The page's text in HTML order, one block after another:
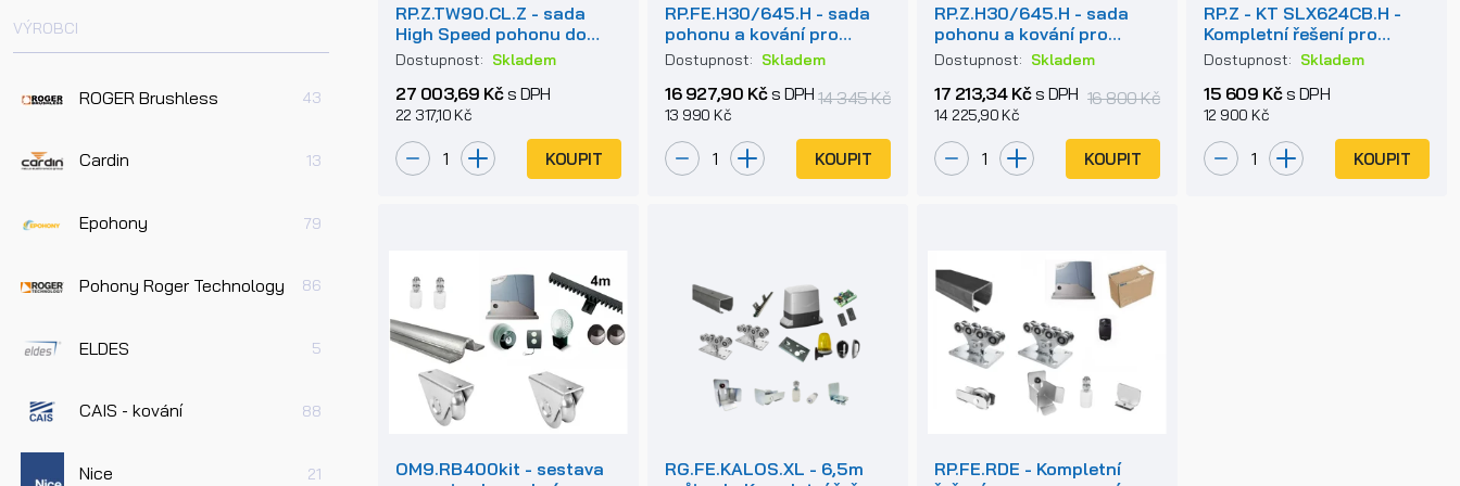
VÝROBCI
ROGER Brushless 43
Cardin 13
Epohony 79
Pohony Roger Technology 86
ELDES 5
CAIS - kování 88
Nice 21
RP.Z.TW90.CL.Z - sada
High Speed pohonu do
sloupku a kování pro
samonosnou bránu
Dostupnost: Skladem
27 003,69 Kčs DPH
22 317,10 Kč
KOUPIT
RP.FE.H30/645.H - sada
pohonu a kování pro
samonosnou bránu
Dostupnost: Skladem
16 927,90 Kčs DPH
13 990 Kč
14 345 Kč
KOUPIT
RP.Z.H30/645.H - sada
pohonu a kování pro
samonosnou bránu
Dostupnost: Skladem
17 213,34 Kčs DPH
14 225,90 Kč
16 800 Kč
KOUPIT
RP.Z - KT SLX624CB.H -
Kompletní řešení pro
samonosné posuvné
brány
Dostupnost: Skladem
15 609 Kčs DPH
12 900 Kč
KOUPIT
OM9.RB400kit - sestava
RG.FE.KALOS.XL - 6,5m
RP.FE.RDE - Kompletní